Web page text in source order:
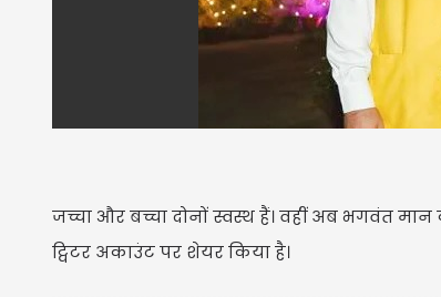
जच्चा और बच्चा दोनों स्वस्थ हैं। वहीं अब भगवंत
ट्विटर अकाउंट पर शेयर किया है।